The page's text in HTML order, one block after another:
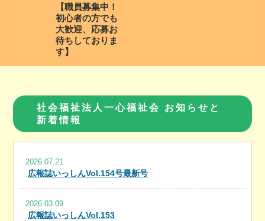
【職員募集中！
初心者の方でも
大歓迎、応募お
待ちしておりま
社会福祉法人一心福祉会 お知らせと
新着情報
2026.07.21
広報誌いっしんVol.154号最新号
2026.03.09
広報誌いっしんVol.153